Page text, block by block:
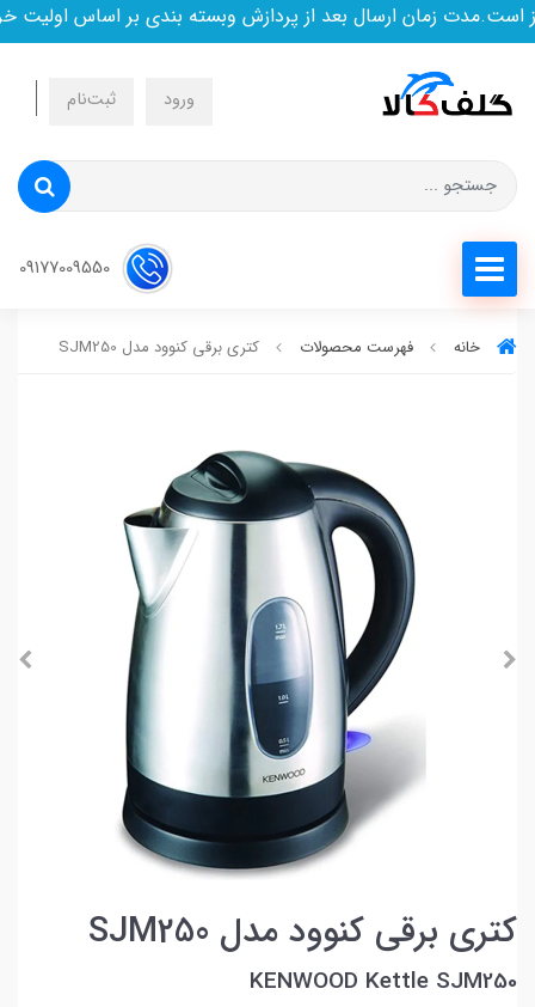
زمان ارسال بعد از پردازش وبسته بندی بر اساس اولیت
ورود ثبت‌نام
خانه فهرست محصولات کتری برقی کنوود مدل SJM250
کتری برقی کنوود مدل SJM250
KENWOOD Kettle SJM250